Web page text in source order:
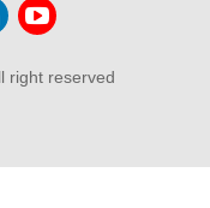
right reserved